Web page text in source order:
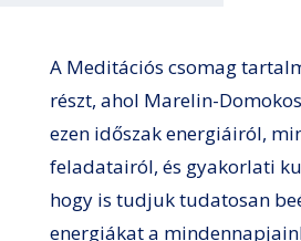
A Meditációs csomag
részt, ahol Marelin-
ezen időszak energiáiról,
feladatairól, és gyakorlati
hogy is tudjuk tudatosan
energiákat a